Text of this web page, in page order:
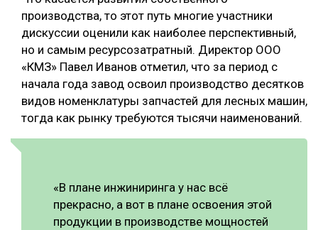
производства, то этот путь многие участники
дискуссии оценили как наиболее перспективный,
но и самым ресурсозатратный. Директор ООО
«КМЗ» Павел Иванов отметил, что за период с
начала года завод освоил производство десятков
видов номенклатуры запчастей для лесных машин,
тогда как рынку требуются тысячи наименований.
«В плане инжиниринга у нас всё
прекрасно, а вот в плане освоения этой
продукции в производстве мощностей